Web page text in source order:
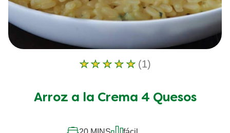
La
de
a
(1)
Arroz a la Crema 4 Quesos